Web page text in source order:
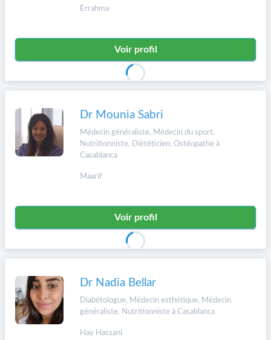
Errahma
Voir profil
Dr Mounia Sabri
Médecin généraliste, Médecin du sport,
Nutritionniste, Diététicien, Ostéopathe à
Casablanca
Maarif
Voir profil
Dr Nadia Bellar
Diabétologue, Médecin esthétique, Médecin
généraliste, Nutritionniste à Casablanca
Hay Hassani